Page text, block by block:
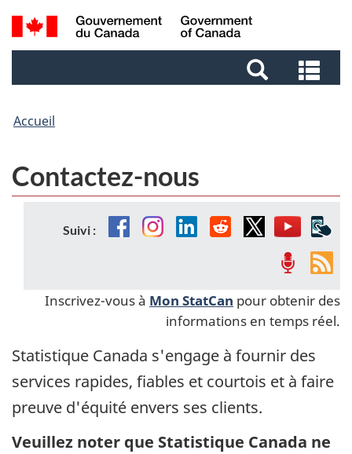
Aller
au
Aller
au
Passer
à
Recherche
et
et
Accueil
Contactez-nous
Suivi : FacebookInstagram
Linkedin
RedditTwitterYouTube
Balados
Fils
Inscrivez-vous à Mon StatCan pour obtenir des
informations en temps réel.
Statistique Canada s'engage à fournir des
services rapides, fiables et courtois et à faire
preuve d'équité envers ses clients.
Veuillez noter que Statistique Canada ne